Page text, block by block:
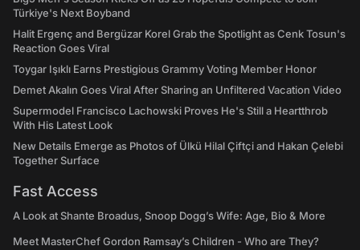
Türkiye's Next Boyband
Halit Ergenç and Bergüzar Korel Grab the Spotlight as Cenk Tosun's
Reaction Goes Viral
Toygar Işıklı Earns Prestigious Grammy Voting Member Honor
Demet Akalın Goes Viral After Sharing an Unfiltered Vacation Video
Supermodel Francisco Lachowski Proves He's Still a Heartthrob
With His Latest Look
New Details Emerge as Photos of Ülkü Hilal Çiftçi and Hakan Çelebi
Together Surface
Fast Access
A Look at Shante Broadus, Snoop Dogg’s Wife: Age, Bio & More
Meet MasterChef Gordon Ramsay’s Children - Who are They?